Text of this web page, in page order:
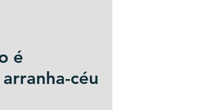
é
céu